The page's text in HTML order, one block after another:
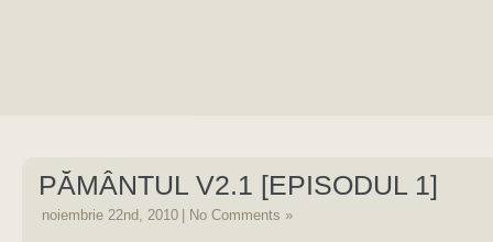
PĂMÂNTUL V2.1 [EPISODUL 1]
noiembrie 22nd, 2010 No Comments »